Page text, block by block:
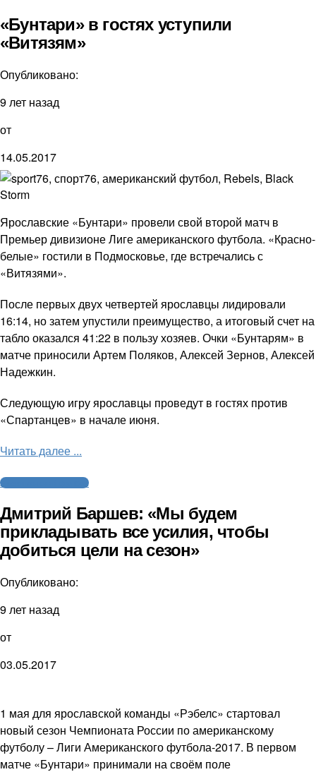
«Бунтари» в гостях уступили
«Витязям»
Опубликовано:
9 лет назад
от
14.05.2017
Ярославские «Бунтари» провели свой второй матч в
Премьер дивизионе Лиге американского футбола. «Красно-
белые» гостили в Подмосковье, где встречались с
«Витязями».
После первых двух четвертей ярославцы лидировали
16:14, но затем упустили преимущество, а итоговый счет на
табло оказался 41:22 в пользу хозяев. Очки «Бунтарям» в
матче приносили Артем Поляков, Алексей Зернов, Алексей
Надежкин.
Следующую игру ярославцы проведут в гостях против
«Спартанцев» в начале июня.
Читать далее ...
Американский футбол
Дмитрий Баршев: «Мы будем
прикладывать все усилия, чтобы
добиться цели на сезон»
Опубликовано:
9 лет назад
от
03.05.2017
1 мая для ярославской команды «Рэбелс» стартовал
новый сезон Чемпионата России по американскому
футболу – Лиги Американского футбола-2017. В первом
матче «Бунтари» принимали на своём поле